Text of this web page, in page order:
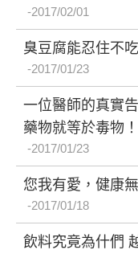
2017/02/01
臭豆腐能忍住不
2017/01/23
一位醫師的真實
藥物就等於毒物！
2017/01/23
您我有愛，健康
2017/01/18
飲料究竟為什們